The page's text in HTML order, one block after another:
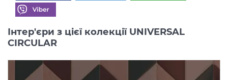
Інтер'єри з цієї колекції UNIVERSAL
CIRCULAR